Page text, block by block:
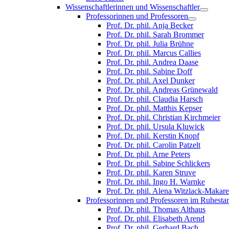
Wissenschaftlerinnen und Wissenschaftler
Professorinnen und Professoren
Prof. Dr. phil. Anja Becker
Prof. Dr. phil. Sarah Brommer
Prof. Dr. phil. Julia Brühne
Prof. Dr. phil. Marcus Callies
Prof. Dr. phil. Andrea Daase
Prof. Dr. phil. Sabine Doff
Prof. Dr. phil. Axel Dunker
Prof. Dr. phil. Andreas Grünewald
Prof. Dr. phil. Claudia Harsch
Prof. Dr. phil. Matthis Kepser
Prof. Dr. phil. Christian Kirchmeier
Prof. Dr. phil. Ursula Kluwick
Prof. Dr. phil. Kerstin Knopf
Prof. Dr. phil. Carolin Patzelt
Prof. Dr. phil. Arne Peters
Prof. Dr. phil. Sabine Schlickers
Prof. Dr. phil. Karen Struve
Prof. Dr. phil. Ingo H. Warnke
Prof. Dr. phil. Alena Witzlack-
Professorinnen und Professoren im
Prof. Dr. phil. Thomas Althaus
Prof. Dr. phil. Elisabeth Arend